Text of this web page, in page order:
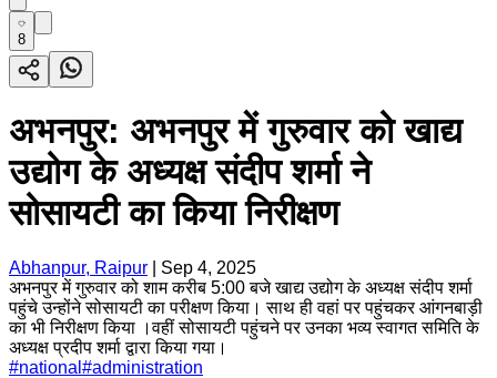
8
अभनपुर: अभनपुर में गुरुवार को खाद्य
उद्योग के अध्यक्ष संदीप शर्मा ने
सोसायटी का किया निरीक्षण
Abhanpur, Raipur
Sep 4, 2025
अभनपुर में गुरुवार को शाम करीब 5:00 बजे खाद्य उद्योग के अध्यक्ष संदीप शर्मा
पहुंचे उन्होंने सोसायटी का परीक्षण किया। साथ ही वहां पर पहुंचकर आंगनबाड़ी
का भी निरीक्षण किया ।वहीं सोसायटी पहुंचने पर उनका भव्य स्वागत समिति के
अध्यक्ष प्रदीप शर्मा द्वारा किया गया।
#national #administration